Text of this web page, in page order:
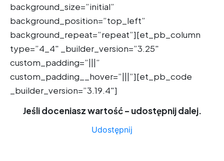
background_size=”initial”
background_position=”top_left”
background_repeat=”repeat”][et_pb_column
type=”4_4″ _builder_version=”3.25″
custom_padding=”|||”
custom_padding__hover=”|||”][et_pb_code
_builder_version=”3.19.4″]
Jeśli doceniasz wartość – udostępnij dalej.
Udostępnij